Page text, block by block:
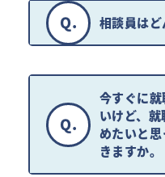
Q. 相談員はど
Q.
今すぐに
いけど、 就
めたいと
きますか。